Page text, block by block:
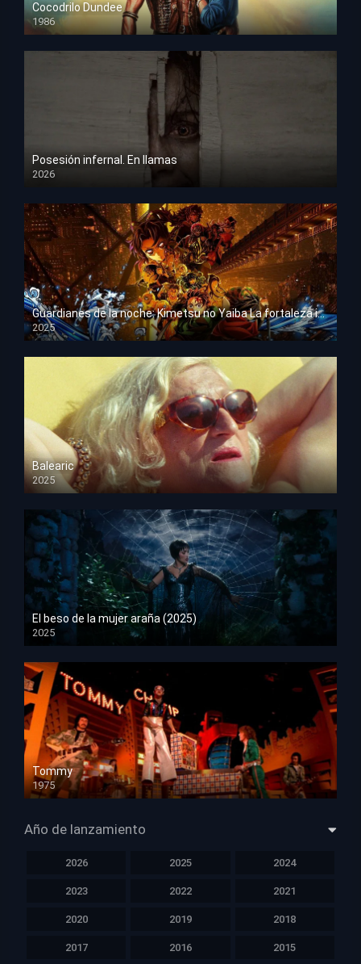
Cocodrilo Dundee
1986
HD 1080p
Posesión infernal. En llamas
2026
HD 1080p
Guardianes de la noche: Kimetsu no Yaiba La fortaleza infinita
2025
HD 1080p
Balearic
2025
HD 1080p
El beso de la mujer araña (2025)
2025
HD 1080p
Tommy
1975
HD 1080p
Año de lanzamiento
2026 2025 2024
2023 2022 2021
2020 2019 2018
2017 2016 2015